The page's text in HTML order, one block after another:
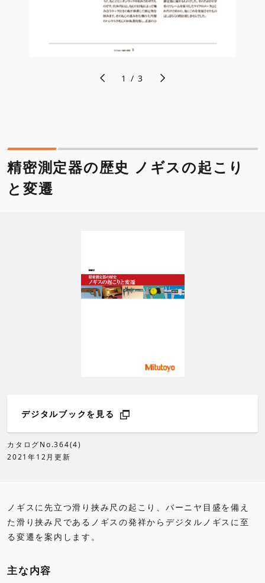
1 /3
精密測定器の歴史 ノギスの起こり
と変遷
デジタルブックを見る
カタログNo.364(4)
2021年12月更新
ノギスに先立つ滑り挟み尺の起こり、バーニヤ目盛を備え
た滑り挟み尺であるノギスの発祥からデジタルノギスに至
る変遷を案内します。
主な内容